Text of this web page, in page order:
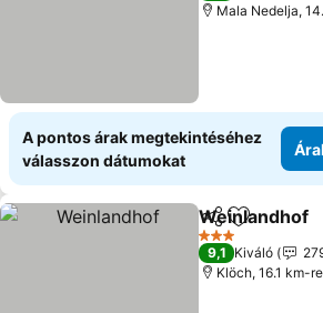
Mala Nedelja,
A pontos árak megtekintéséhez
válasszon dátumokat
Megosztás
Weinlandhof
3 Kategória
9,1 Kiváló
Klöch, 16.1 km-